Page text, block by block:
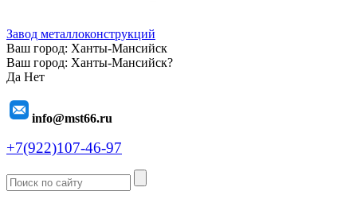
Завод металлоконструкций
Ваш город: Ханты-Мансийск
Ваш город: Ханты-Мансийск?
Да Нет
info@mst66.ru
+7(922)107-46-97